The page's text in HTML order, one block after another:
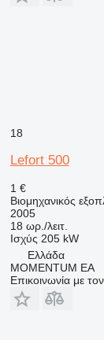
18
Lefort 500
1 €
Βιομηχανικός
2005
18 ωρ./λειτ.
Ισχύς 205 kW
Ελλάδα
MOMENTUM EA
Επικοινωνία με